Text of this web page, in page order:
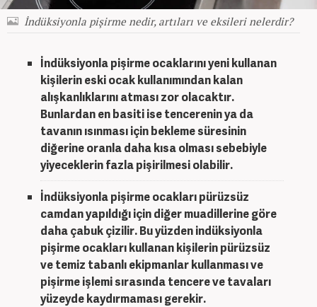
İndüksiyonla pişirme nedir, artıları ve eksileri nelerdir?
İndüksiyonla pişirmeocaklarını yeni kullanan
kişilerin eski ocak kullanımından kalan
alışkanlıklarını atması zor olacaktır.
Bunlardan en basiti ise tencerenin ya da
tavanın ısınması için bekleme süresinin
diğerine oranla daha kısa olması sebebiyle
yiyeceklerin fazla pişirilmesi olabilir.
İndüksiyonla pişirmeocakları pürüzsüz
camdan yapıldığı için diğer muadillerine göre
daha çabuk çizilir. Bu yüzdenindüksiyonla
pişirmeocakları kullanan kişilerin pürüzsüz
ve temiz tabanlı ekipmanlar kullanması ve
pişirme işlemi sırasında tencere ve tavaları
yüzeyde kaydırmaması gerekir.